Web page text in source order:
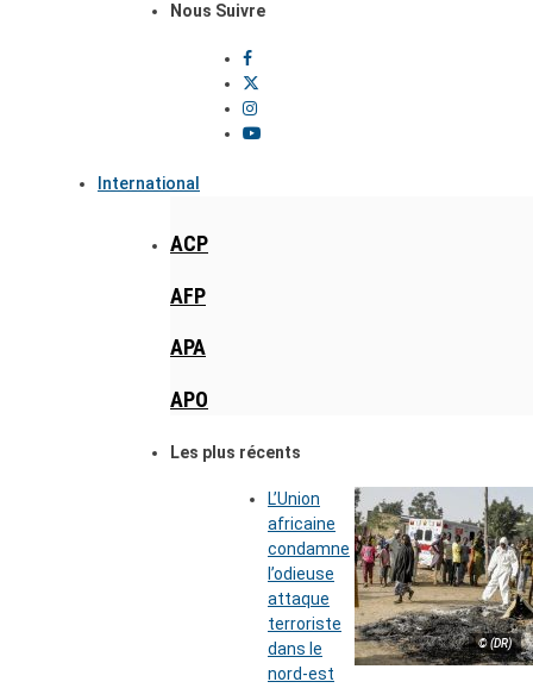
Nous Suivre
International
ACP
AFP
APA
APO
Les plus récents
© (DR)
L’Union
africaine
condamne
l’odieuse
attaque
terroriste
dans le
nord-est